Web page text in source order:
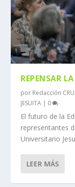
REPENSAR
por Redacción
JESUITA | 0
El futuro de la
representantes
Universitario
LEER MÁS